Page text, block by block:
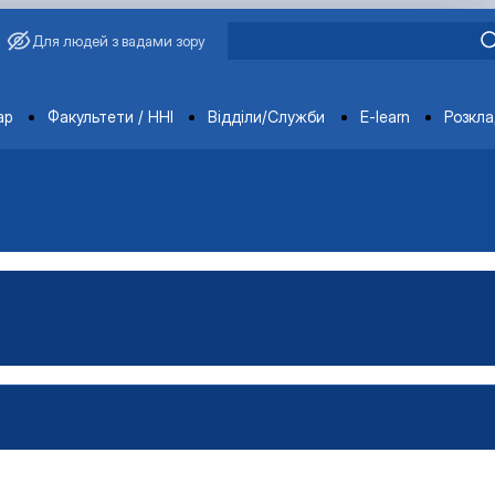
Для людей з вадами зору
Факультети / ННІ Відділи/Служби E-learn